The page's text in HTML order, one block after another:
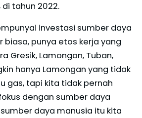
tahun 2022.
investasi sumber daya
biasa, punya etos kerja yang
Gresik, Lamongan, Tuban,
hanya Lamongan yang tidak
gas, tapi kita tidak pernah
dengan sumber daya
daya manusia itu kita